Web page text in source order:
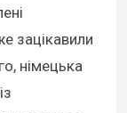
зацікавили
німецька